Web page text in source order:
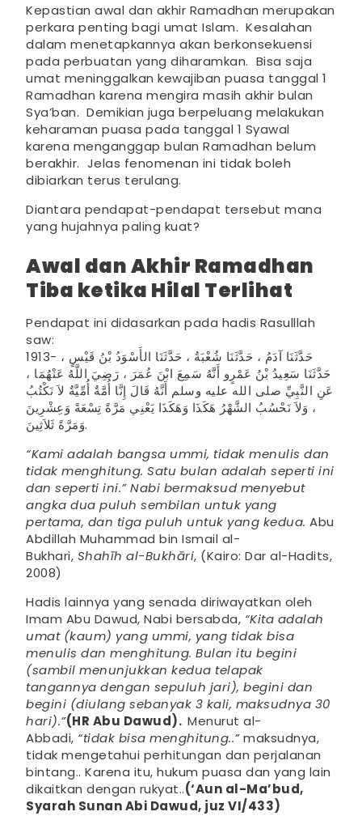
Kepastian awal dan akhir Ramadhan merupakan
perkara penting bagi umat Islam. Kesalahan
dalam menetapkannya akan berkonsekuensi
pada perbuatan yang diharamkan. Bisa saja
umat meninggalkan kewajiban puasa tanggal 1
Ramadhan karena mengira masih akhir bulan
Sya’ban. Demikian juga berpeluang melakukan
keharaman puasa pada tanggal 1 Syawal
karena menganggap bulan Ramadhan belum
berakhir. Jelas fenomenan ini tidak boleh
dibiarkan terus terulang.
Diantara pendapat-pendapat tersebut mana
yang hujahnya paling kuat?
Awal dan Akhir Ramadhan
Tiba ketika Hilal Terlihat
Pendapat ini didasarkan pada hadis Rasulllah
saw:
1913- حَدَّثَنَا آدَمُ ، حَدَّثَنَا شُعْبَةُ ، حَدَّثَنَا الأَسْوَدُ بْنُ قَيْسٍ ،
حَدَّثَنَا سَعِيدُ بْنُ عَمْرٍو أَنَّهُ سَمِعَ ابْنَ عُمَرَ ، رَضِيَ اللَّهُ عَنْهُمَا ،
عَنِ النَّبِيِّ صلى الله عليه وسلم أَنَّهُ قَالَ إِنَّا أُمَّةٌ أُمِّيَّةٌ لاَ نَكْتُبُ
، وَلاَ نَحْسُبُ الشَّهْرُ هَكَذَا وَهَكَذَا يَعْنِي مَرَّةً تِسْعَةً وَعِشْرِينَ
وَمَرَّةً ثَلاَثِينَ.
“Kami adalah bangsa ummi, tidak menulis dan
tidak menghitung. Satu bulan adalah seperti ini
dan seperti ini.” Nabi bermaksud menyebut
angka dua puluh sembilan untuk yang
pertama, dan tiga puluh untuk yang kedua. Abu
Abdillah Muhammad bin Ismail al-
Bukhari, Shahīh al-Bukhāri, (Kairo: Dar al-Hadits,
2008)
Hadis lainnya yang senada diriwayatkan oleh
Imam Abu Dawud, Nabi bersabda, “Kita adalah
umat (kaum) yang ummi, yang tidak bisa
menulis dan menghitung. Bulan itu begini
(sambil menunjukkan kedua telapak
tangannya dengan sepuluh jari), begini dan
begini (diulang sebanyak 3 kali, maksudnya 30
hari).”(HR Abu Dawud). Menurut al-
Abbadi, “tidak bisa menghitung..”maksudnya,
tidak mengetahui perhitungan dan perjalanan
bintang.. Karena itu, hukum puasa dan yang lain
dikaitkan dengan rukyat..(‘Aun al-Ma’bud,
Syarah Sunan Abi Dawud, juz VI/433)